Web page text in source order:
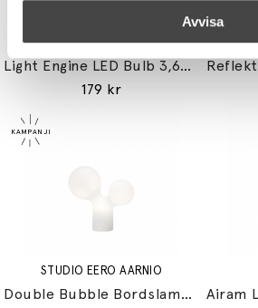
Avvisa
TALA
Light Engine LED Bulb 3,6W (=33W) 2700K G9 Lightly Frosted
179 kr
STUDIO EERO AARNIO
Double Bubble Bordslampa Small